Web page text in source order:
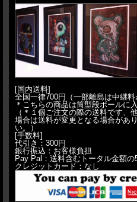
[国内送料]
全国一律700円（一部離島は中継料
＊こちらの商品は筒型段ボールに
（＊１個ご注文の際の送料です、
場合は送料が変更となる場合があ
い。）
[手数料]
代引き：300円
銀行振込：お客様負担
Pay Pal：送料含むトータル金額の
クレジットカード：なし